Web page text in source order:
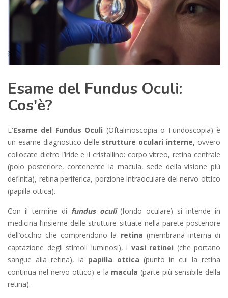
Esame del Fundus Oculi:
Cos'è?
L'Esame del Fundus Oculi (Oftalmoscopia o Fundoscopia) è
un esame diagnostico delle strutture oculari interne, ovvero
collocate dietro l’iride e il cristallino: corpo vitreo, retina centrale
(polo posteriore, contenente la macula, sede della visione più
definita), retina periferica, porzione intraoculare del nervo ottico
(papilla ottica).
Con il termine di fundus oculi (fondo oculare) si intende in
medicina l’insieme delle strutture situate nella parete posteriore
dell’occhio che comprendono la retina (membrana interna di
captazione degli stimoli luminosi), i vasi retinei (che portano
sangue alla retina), la papilla ottica (punto in cui la retina
continua nel nervo ottico) e la macula (parte più sensibile della
retina).